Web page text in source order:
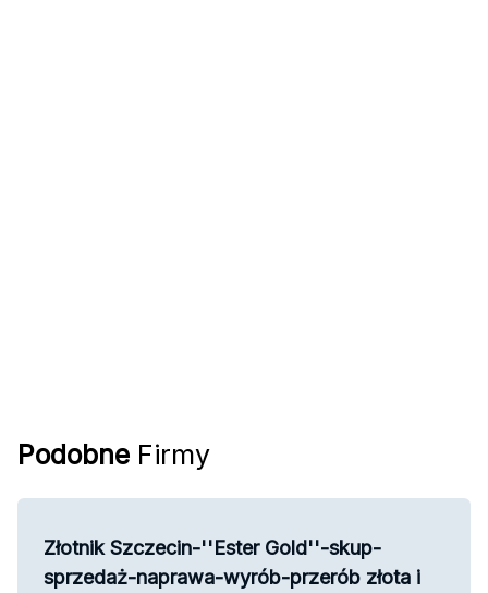
Podobne Firmy
Złotnik Szczecin-''Ester Gold''-skup-
sprzedaż-naprawa-wyrób-przerób złota i